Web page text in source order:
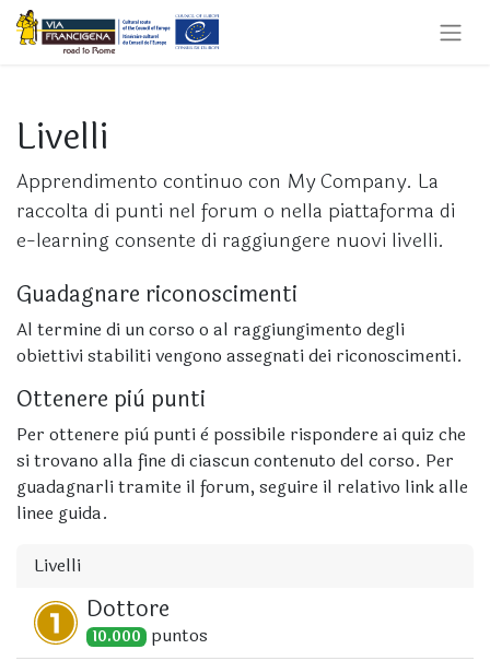
Livelli
Apprendimento continuo con My Company. La
raccolta di punti nel forum o nella piattaforma di
e-learning consente di raggiungere nuovi livelli.
Guadagnare riconoscimenti
Al termine di un corso o al raggiungimento degli
obiettivi stabiliti vengono assegnati dei riconoscimenti.
Ottenere più punti
Per ottenere più punti è possibile rispondere ai quiz che
si trovano alla fine di ciascun contenuto del corso. Per
guadagnarli tramite il forum, seguire il relativo link alle
linee guida.
Livelli
Dottore
10.000 puntos